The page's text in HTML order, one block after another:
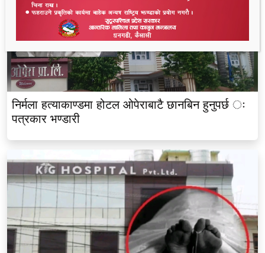
निर्मला हत्याकाण्डमा होटल ओपेराबाटै छानबिन हुनुपर्छ ः
पत्रकार भण्डारी